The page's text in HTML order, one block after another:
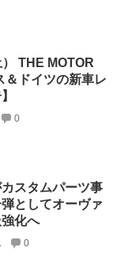
） THE MOTOR
ドイツの新車レ
0
スタムパーツ事
としてオーヴァ
化へ
0